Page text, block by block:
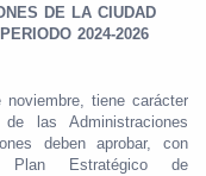
DE LA CIUDAD
2024-2026
tiene carácter
las Administraciones
deben aprobar, con
Plan Estratégico de